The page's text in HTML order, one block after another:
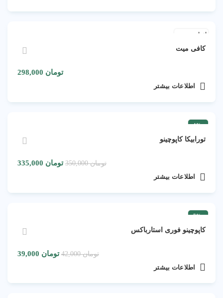
اتمام موجودی
کافی میت
تومان
اطلاعات بیشتر
-4%
اتمام موجودی
تورابیکا کاپوچینو
تومان350,000 تومان
اطلاعات بیشتر
-7%
اتمام موجودی
کاپوچینو فوری استارباکس
تومان42,000 تومان
اطلاعات بیشتر